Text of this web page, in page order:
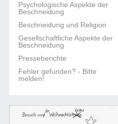
Psychologische Aspekte der
Beschneidung
Beschneidung und Religion
Gesellschaftliche Aspekte der
Beschneidung
Presseberichte
Fehler gefunden? - Bitte
melden!